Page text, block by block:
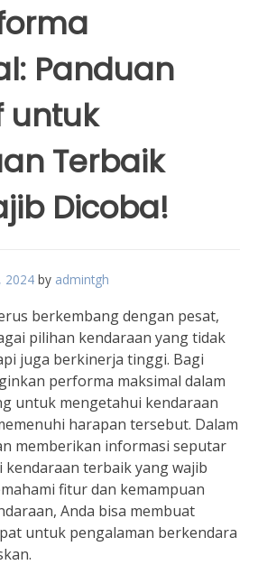
Panduan
untuk
Terbaik
Dicoba!
2024 by admintgh
berkembang dengan pesat,
pilihan kendaraan yang tidak
juga berkinerja tinggi. Bagi
performa maksimal dalam
untuk mengetahui kendaraan
harapan tersebut. Dalam
memberikan informasi seputar
terbaik yang wajib
fitur dan kemampuan
Anda bisa membuat
untuk pengalaman berkendara